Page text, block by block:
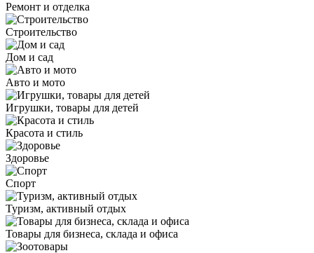
Ремонт и отделка
Строительство
Дом и сад
Авто и мото
Игрушки, товары для детей
Красота и стиль
Здоровье
Спорт
Туризм, активный отдых
Товары для бизнеса, склада и офиса